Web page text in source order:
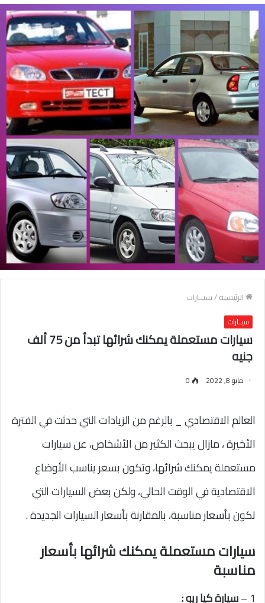
الرئيسية/سيــارات
سيــارات
سيارات مستعملة يمكنك شرائها تبدأ من 75 ألف
جنيه
مايو 8, 2022 0
العالم الاقتصادي _ بالرغم من الزيادات التي حدثت في الفترة
الأخيرة ، مازال يبحث الكثير من الأشخاص، عن سيارات
مستعملة يمكنك شرائها، وتكون بسعر يناسب الأوضاع
الاقتصادية في الوقت الحالي، ولكن بعض السيارات التي
تكون بأسعار مناسبة، بالمقارنة بأسعار السيارات الجديدة .
سيارات مستعملة يمكنك شرائها بأسعار
مناسبة
1 –
سيارة كيا ريو :